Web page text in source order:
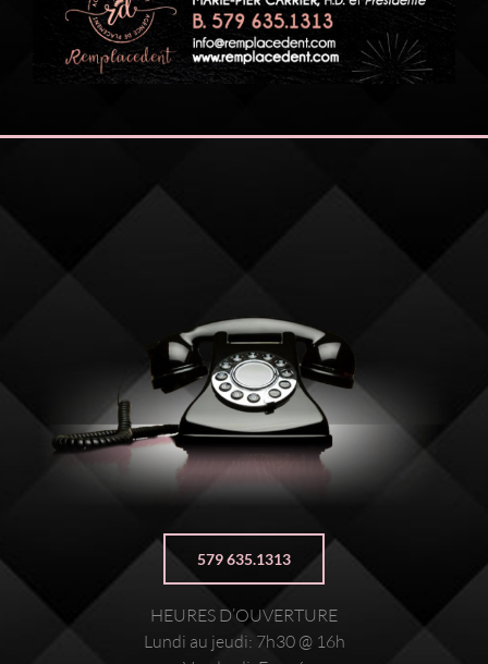
579 635.1313
HEURES D’OUVERTURE
Lundi au jeudi: 7h30 @ 16h